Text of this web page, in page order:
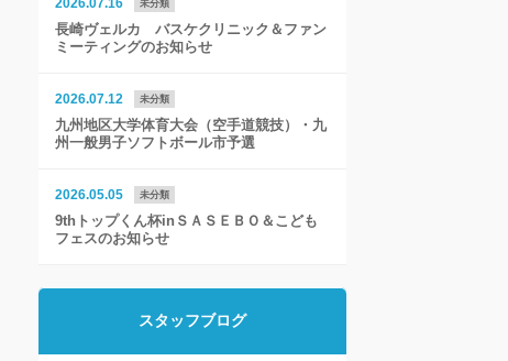
2026.07.16 未分類
長崎ヴェルカ バスケクリニック＆ファン
ミーティングのお知らせ
2026.07.12 未分類
九州地区大学体育大会（空手道競技）・九
州一般男子ソフトボール市予選
2026.05.05 未分類
9thトップくん杯inＳＡＳＥＢＯ＆こども
フェスのお知らせ
スタッフブログ